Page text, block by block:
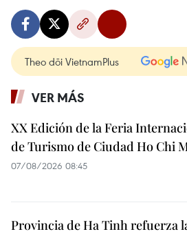
Theo dõi VietnamPlus
VER MÁS
XX Edición de la Feria
de Turismo de Ciudad Ho Chi
07/08/2026 08:45
Provincia de Ha Tinh refuerza